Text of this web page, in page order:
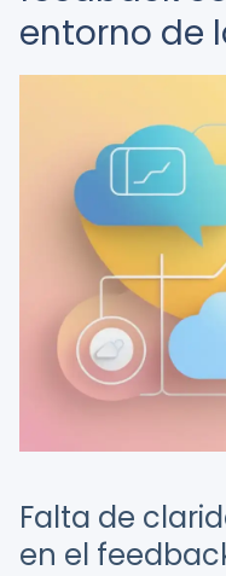
entorno de
Falta de
en el